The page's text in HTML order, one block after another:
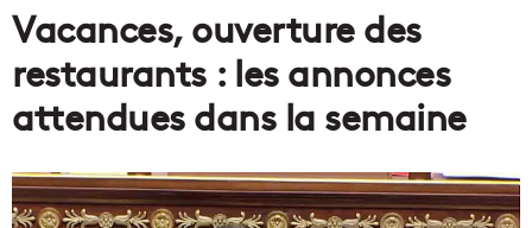
Vacances, ouverture des
restaurants : les annonces
attendues dans la semaine